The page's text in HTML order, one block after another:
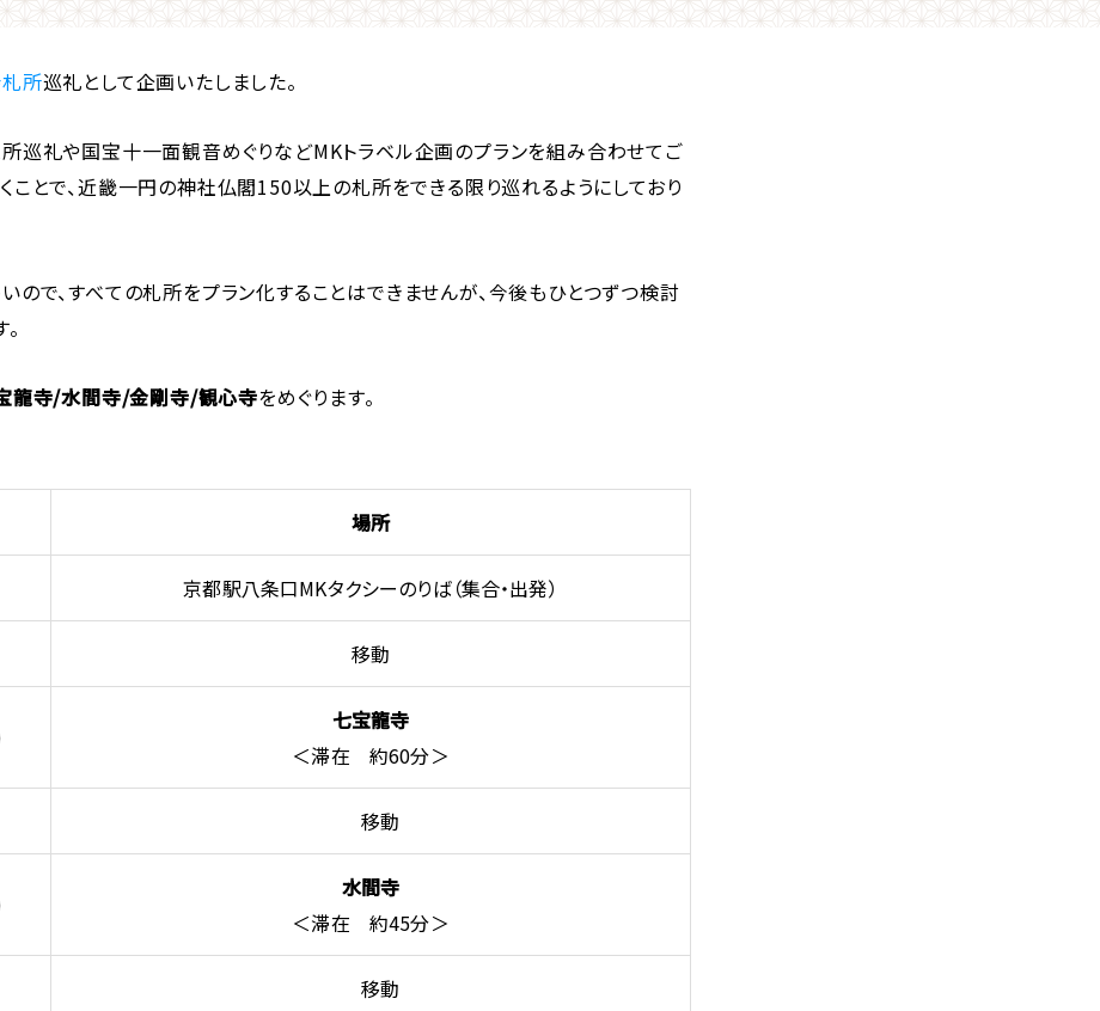
所巡礼として企画いたしました。
巡礼や国宝十一面観音めぐりなどMKトラベル企画のプランを組み合わせてご
ことで、近畿一円の神社仏閣150以上の札所をできる限り巡れるようにしており
ので、すべての札所をプラン化することはできませんが、今後もひとつずつ検討
龍寺/水間寺/金剛寺/観心寺をめぐります。
場所
京都駅八条口MKタクシーのりば（集合・出発）
移動
七宝龍寺
＜滞在 約60分＞
移動
水間寺
＜滞在 約45分＞
移動